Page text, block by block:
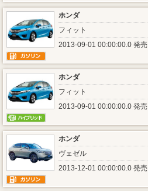
ホンダ
フィット
2013-09-01 00:00:00.0 発売
ホンダ
フィット
2013-09-01 00:00:00.0 発売
ホンダ
ヴェゼル
2013-12-01 00:00:00.0 発売